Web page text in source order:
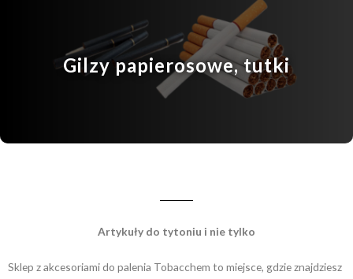
Gilzy papierosowe, tutki
Artykuły do tytoniu i nie tylko
Sklep z akcesoriami do palenia Tobacchem to miejsce, gdzie znajdziesz